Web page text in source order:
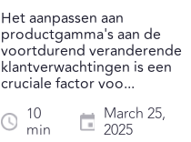
Het aanpassen aan
productgamma's aan de
voortdurend veranderende
klantverwachtingen is een
cruciale factor voo...
10
min
March 25,
2025